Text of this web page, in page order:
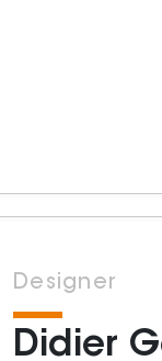
Designer
Didier